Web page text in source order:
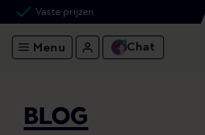
Vaste prijzen
Menu Chat
BLOG